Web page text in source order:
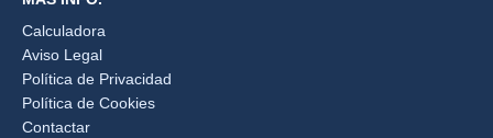
Calculadora
Aviso Legal
Política de Privacidad
Política de Cookies
Contactar